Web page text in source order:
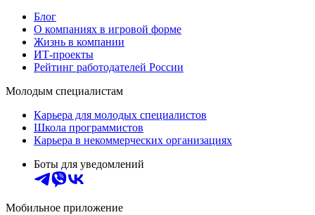
Блог
О компаниях в игровой форме
Жизнь в компании
ИТ-проекты
Рейтинг работодателей России
Молодым специалистам
Карьера для молодых специалистов
Школа программистов
Карьера в некоммерческих организациях
Боты для уведомлений
Мобильное приложение